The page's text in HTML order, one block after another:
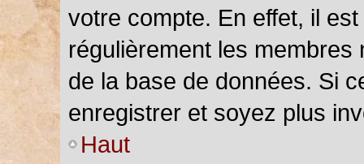
votre compte. En effet, il
régulièrement les
de la base de données. Si
enregistrer et soyez plus
Haut